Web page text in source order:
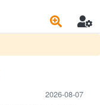
2026-08-07